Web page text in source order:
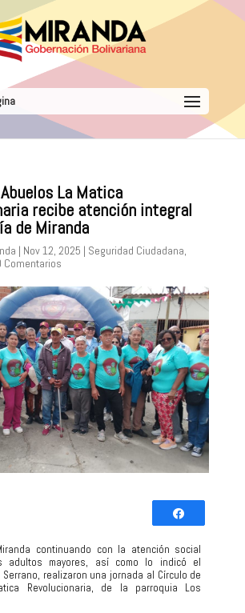
La Matica
recibe atención integral
de Miranda
| Nov 12, 2025 | Seguridad Ciudadana,
Comentarios
0
COMPARTIR
continuando con la atención social
adultos mayores, así como lo indicó el
realizaron una jornada al Círculo de
Revolucionaria, de la parroquia Los